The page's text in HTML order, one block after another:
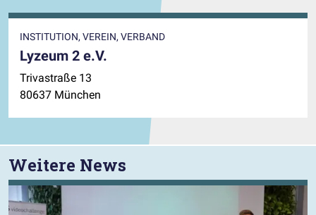
INSTITUTION, VEREIN, VERBAND
Lyzeum 2 e.V.
Trivastraße 13
80637 München
Weitere News